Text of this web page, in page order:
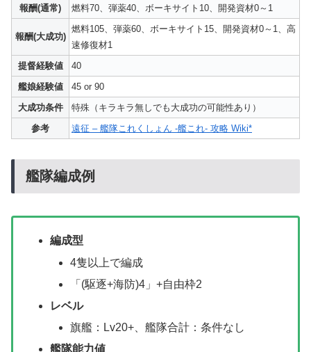
報酬(通常)
燃料70、弾薬40、ボーキサイト10、開発資材0～1
報酬(大成功)
燃料105、弾薬60、ボーキサイト15、開発資材0～1、高
速修復材1
提督経験値
40
艦娘経験値
45 or 90
大成功条件
特殊（キラキラ無しでも大成功の可能性あり）
参考
遠征 – 艦隊これくしょん -艦これ- 攻略 Wiki*
艦隊編成例
編成型
4隻以上で編成
「(駆逐+海防)4」+自由枠2
レベル
旗艦：Lv20+、艦隊合計：条件なし
艦隊能力値